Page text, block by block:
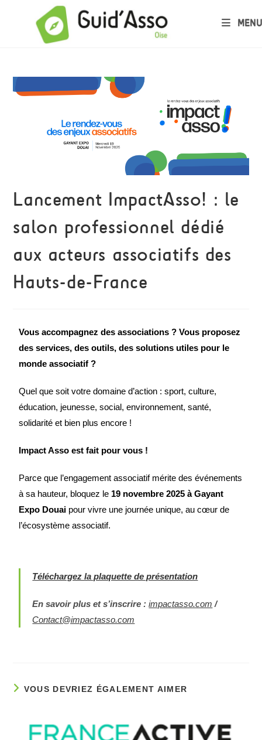
MENU
Lancement ImpactAsso! : le
salon professionnel dédié
aux acteurs associatifs des
Hauts-de-France
Vous accompagnez des associations ?Vous proposez
des services, des outils, des solutions utiles pour le
monde associatif ?
Quel que soit votre domaine d’action : sport, culture,
éducation, jeunesse, social, environnement, santé,
solidarité et bien plus encore !
Impact Asso est fait pour vous !
Parce que l’engagement associatif mérite des événements
à sa hauteur, bloquez le 19 novembre 2025 à Gayant
Expo Douai pour vivre une journée unique, au cœur de
l’écosystème associatif.
Téléchargez la plaquette de présentation
En savoir plus et s’inscrire : impactasso.com /
Contact@impactasso.com
VOUS DEVRIEZ ÉGALEMENT AIMER